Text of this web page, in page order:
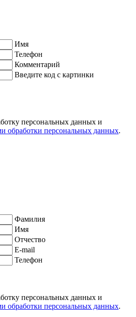
Имя
Телефон
Комментарий
Введите код с картинки
персональных данных и
обработки персональных данных.
Фамилия
Имя
Отчество
E-mail
Телефон
персональных данных и
обработки персональных данных.